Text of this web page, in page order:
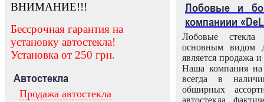
ВНИМАНИЕ!!!
Бессрочная гарантия на
установку автостекла!
Установка от 250 грн.
Автостекла
Продажа автостекла
Лобовые и
компаниии
Лобовые
основным видом
является продажа и
Наша компания на
всегда в
обширных
автостекла